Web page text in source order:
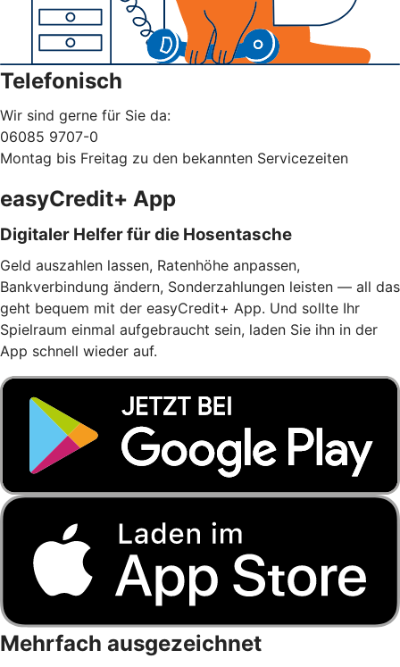
Telefonisch
Wir sind gerne für Sie da:
06085 9707-0
Montag bis Freitag zu den bekannten Servicezeiten
easyCredit+ App
Digitaler Helfer für die Hosentasche
Geld auszahlen lassen, Ratenhöhe anpassen,
Bankverbindung ändern, Sonderzahlungen leisten — all das
geht bequem mit der easyCredit+ App. Und sollte Ihr
Spielraum einmal aufgebraucht sein, laden Sie ihn in der
App schnell wieder auf.
Mehrfach ausgezeichnet